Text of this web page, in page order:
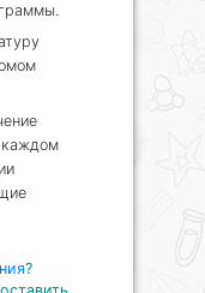
каждом
?